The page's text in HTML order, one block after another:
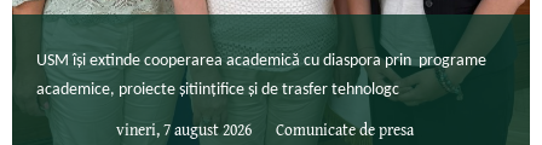
USM își extinde cooperarea academică cu diaspora prin programe
academice, proiecte șitiințifice și de trasfer tehnologc
vineri, 7 august 2026 Comunicate de presa